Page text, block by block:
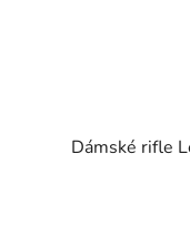
Dámské rifle